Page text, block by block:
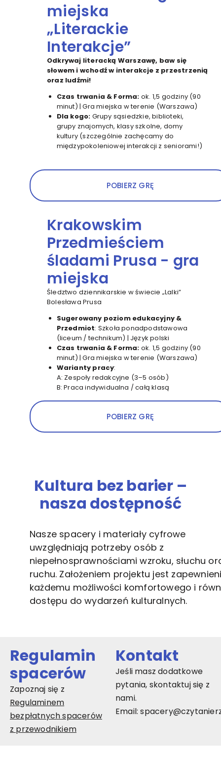
miejska
„Literackie
Interakcje”
Odkrywaj literacką Warszawę, baw się
słowem i wchodź w interakcje z przestrzenią
oraz ludźmi!
Czas trwania & Forma: ok. 1,5 godziny (90
minut) | Gra miejska w terenie (Warszawa)
Dla kogo: Grupy sąsiedzkie, biblioteki,
grupy znajomych, klasy szkolne, domy
kultury (szczególnie zachęcamy do
międzypokoleniowej interakcji z seniorami!)
POBIERZ GRĘ
Krakowskim
Przedmieściem
śladami Prusa - gra
miejska
Śledztwo dziennikarskie w świecie „Lalki”
Bolesława Prusa
Sugerowany poziom edukacyjny &
Przedmiot: Szkoła ponadpodstawowa
(liceum / technikum) | Język polski
Czas trwania & Forma: ok. 1,5 godziny (90
minut) | Gra miejska w terenie (Warszawa)
Warianty pracy:
A: Zespoły redakcyjne (3–5 osób)
B: Praca indywidualna / całą klasą
POBIERZ GRĘ
Kultura bez barier –
nasza dostępność
Nasze spacery i materiały cyfrowe
uwzględniają potrzeby osób z
niepełnosprawnościami wzroku, słuchu
ruchu. Założeniem projektu jest
każdemu możliwości komfortowego i
dostępu do wydarzeń kulturalnych.
Regulamin
spacerów
Zapoznaj się z
Regulaminem
bezpłatnych spacerów
z przewodnikiem
Kontakt
Jeśli masz dodatkowe
pytania, skontaktuj się z
nami.
Email: